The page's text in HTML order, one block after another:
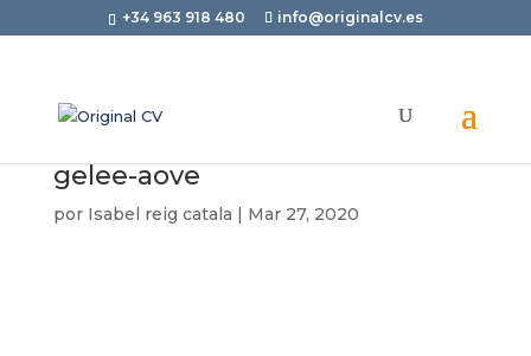
+34 963 918 480 info@originalcv.es
gelee-aove
por Isabel reig catala | Mar 27, 2020